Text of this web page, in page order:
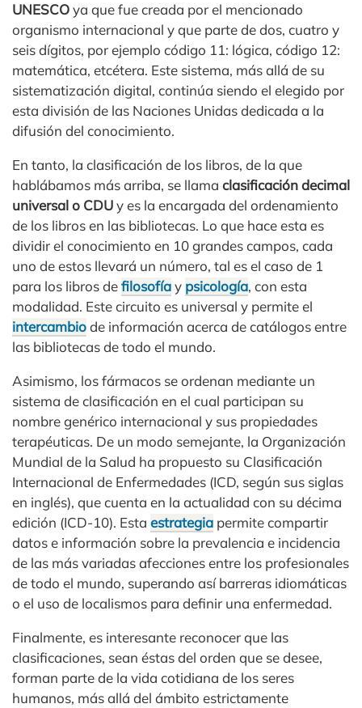
UNESCOya que fue creada por el mencionado
organismo internacional y que parte de dos, cuatro y
seis dígitos, por ejemplo código 11: lógica, código 12:
matemática, etcétera. Este sistema, más allá de su
sistematización digital, continúa siendo el elegido por
esta división de las Naciones Unidas dedicada a la
difusión del conocimiento.
En tanto, la clasificación de los libros, de la que
hablábamos más arriba, se llama clasificación decimal
universal o CDUy es la encargada del ordenamiento
de los libros en las bibliotecas. Lo que hace esta es
dividir el conocimiento en 10 grandes campos, cada
uno de estos llevará un número, tal es el caso de 1
para los libros defilosofíay psicología, con esta
modalidad. Este circuito es universal y permite el
intercambiode información acerca de catálogos entre
las bibliotecas de todo el mundo.
Asimismo, los fármacos se ordenan mediante un
sistema de clasificación en el cual participan su
nombre genérico internacional y sus propiedades
terapéuticas. De un modo semejante, la Organización
Mundial de la Salud ha propuesto su Clasificación
Internacional de Enfermedades (ICD, según sus siglas
en inglés), que cuenta en la actualidad con su décima
edición (ICD-10). Esta estrategia permite compartir
datos e información sobre la prevalencia e incidencia
de las más variadas afecciones entre los profesionales
de todo el mundo, superando así barreras idiomáticas
o el uso de localismos para definir una enfermedad.
Finalmente, es interesante reconocer que las
clasificaciones, sean éstas del orden que se desee,
forman parte de la vida cotidiana de los seres
humanos, más allá del ámbito estrictamente